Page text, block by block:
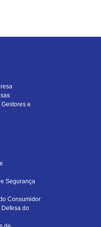
e
Segurança
Consumidor
do